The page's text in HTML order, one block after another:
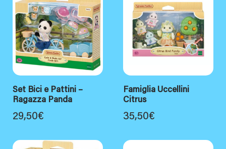
Set Bici e Pattini –
Ragazza Panda
29,50€
Famiglia Uccellini
Citrus
35,50€